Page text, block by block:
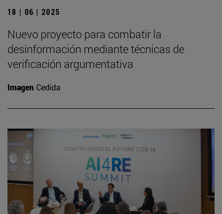
18 | 06 | 2025
Nuevo proyecto para combatir la
desinformación mediante técnicas de
verificación argumentativa
Imagen Cedida